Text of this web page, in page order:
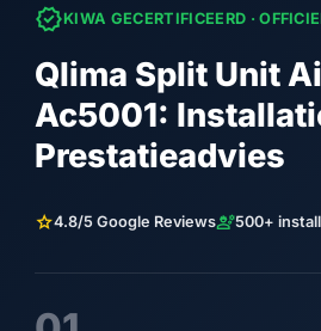
verifiedKIWA GECERTIFICEERD ·
Qlima Split Unit
Ac5001:
Prestatieadvies
star4.8/5 Google Reviewsengineering500+